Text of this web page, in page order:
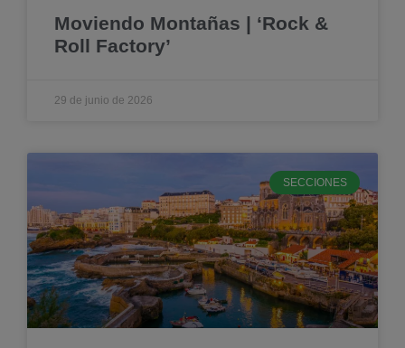
Moviendo Montañas | ‘Rock &
Roll Factory’
29 de junio de 2026
SECCIONES